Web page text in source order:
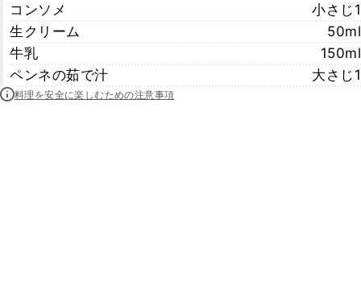
コンソメ
小さじ1
生クリーム
50ml
牛乳
150ml
ペンネの茹で汁
大さじ1
料理を安全に楽しむための注意事項